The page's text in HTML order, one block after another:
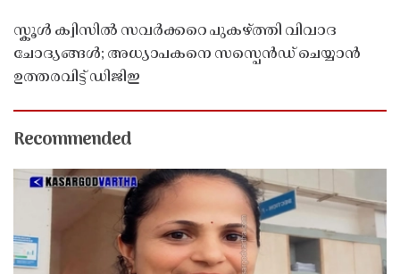
സ്കൂൾ ക്വിസിൽ സവർക്കറെ പുകഴ്ത്തി വിവാദ
ചോദ്യങ്ങൾ; അധ്യാപകനെ സസ്പെൻഡ് ചെയ്യാൻ
ഉത്തരവിട്ട് ഡിജിഇ
Recommended